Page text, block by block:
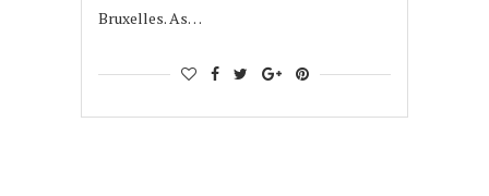
Bruxelles. As…